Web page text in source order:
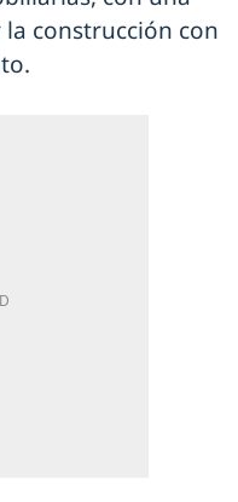
construcción con